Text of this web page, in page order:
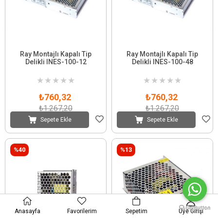
Ray Montajlı Kapalı Tip
Delikli INES-100-12
★ ★ ★ ★ ★
₺760,32
₺1.267,20
Sepete Ekle
Ray Montajlı Kapalı Tip
Delikli INES-100-48
★ ★ ★ ★ ★
₺760,32
₺1.267,20
Sepete Ekle
%40 %13
Anasayfa Favorilerim Sepetim Üye Girişi